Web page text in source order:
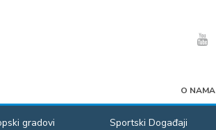
O NAMA
gradovi Sportski Događaji